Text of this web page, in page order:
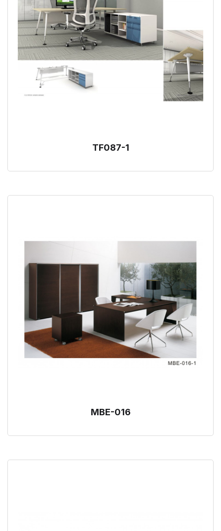
TF087-1
MBE-016